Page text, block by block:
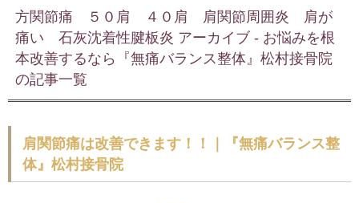
方関節痛 ５０肩 ４０肩 肩関節周囲炎 肩が
痛い 石灰沈着性腱板炎 アーカイブ - お悩みを根
本改善するなら『無痛バランス整体』松村接骨院
の記事一覧
肩関節痛は改善できます！！｜『無痛バランス整
体』松村接骨院